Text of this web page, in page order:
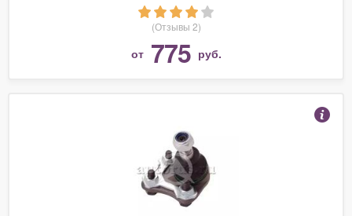
(Отзывы 2)
от 775 руб.